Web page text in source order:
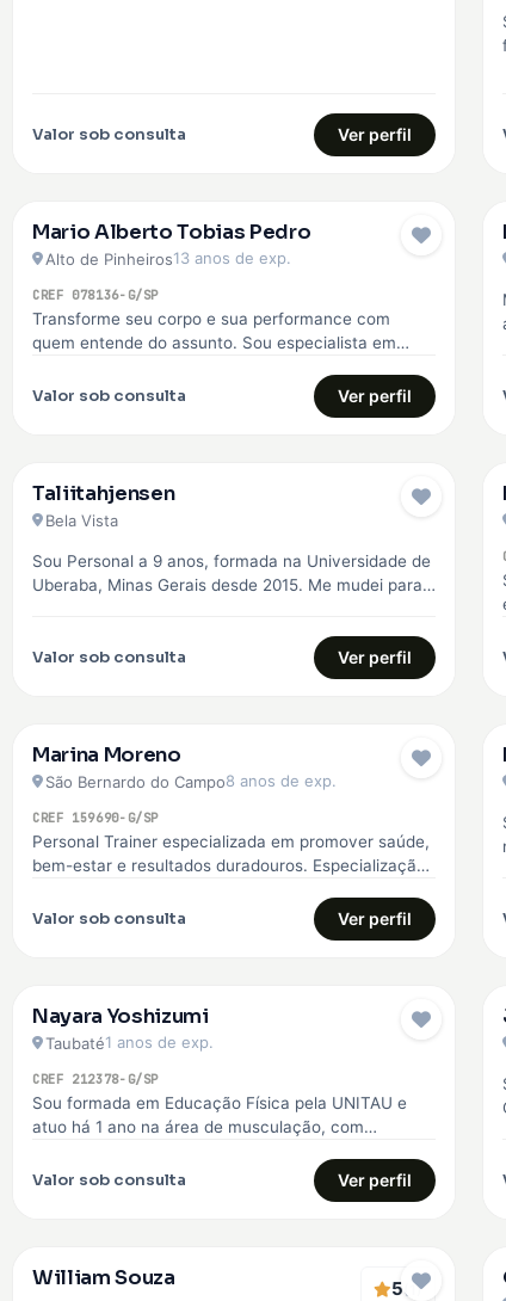
Valor sob consulta Ver perfil
Mario Alberto Tobias Pedro
Alto de Pinheiros13 anos de exp.
CREF 078136-G/SP
Transforme seu corpo e sua performance com
quem entende do assunto. Sou especialista em
Valor sob consulta Ver perfil
Taliitahjensen
Bela Vista
Sou Personal a 9 anos, formada na Universidade de
Uberaba, Minas Gerais desde 2015. Me mudei para
Valor sob consulta Ver perfil
Marina Moreno
São Bernardo do Campo8 anos de exp.
CREF 159690-G/SP
Personal Trainer especializada em promover saúde,
bem-estar e resultados duradouros. Especialização
da qualidade de…
Valor sob consulta Ver perfil
Nayara Yoshizumi
Taubaté1 anos de exp.
CREF 212378-G/SP
Sou formada em Educação Física pela UNITAU e
atuo há 1 ano na área de musculação, com
Valor sob consulta Ver perfil
William Souza 5(1)